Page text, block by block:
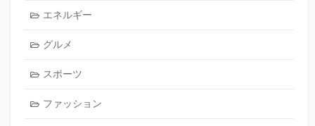
エネルギー
グルメ
スポーツ
ファッション